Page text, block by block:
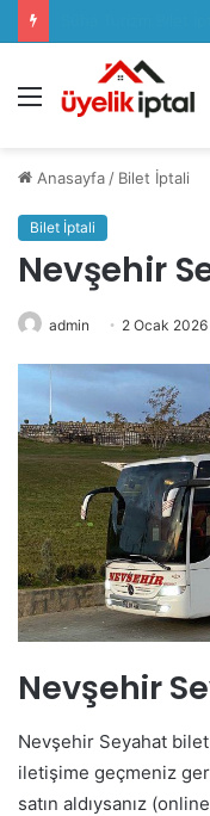
Menü
Anasayfa / Bilet İptali
Bilet İptali
Nevşehir
admin 2 Ocak 2026
Nevşehir
Nevşehir Seyahat
iletişime geçmeniz
satın aldıysanız